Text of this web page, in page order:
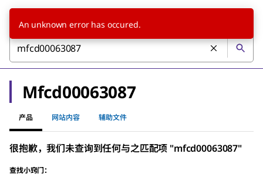
Mfcd00063087
产品 网站内容 辅助文件
很抱歉，我们未查询到任何与之匹配项 "mfcd00063087"
查找小窍门：
An unknown error has occured.